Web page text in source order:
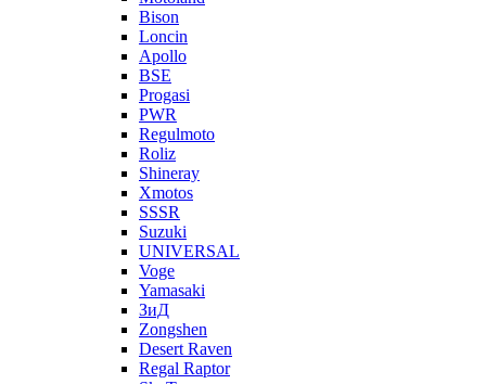
Bison
Loncin
Apollo
BSE
Progasi
PWR
Regulmoto
Roliz
Shineray
Xmotos
SSSR
Suzuki
UNIVERSAL
Voge
Yamasaki
ЗиД
Zongshen
Desert Raven
Regal Raptor